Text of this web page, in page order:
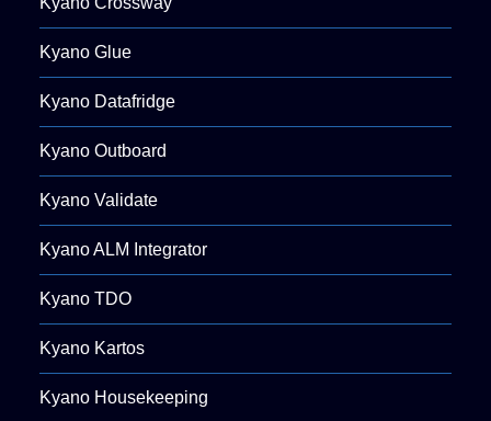
Kyano Glue
Kyano Datafridge
Kyano Outboard
Kyano Validate
Kyano ALM Integrator
Kyano TDO
Kyano Kartos
Kyano Housekeeping